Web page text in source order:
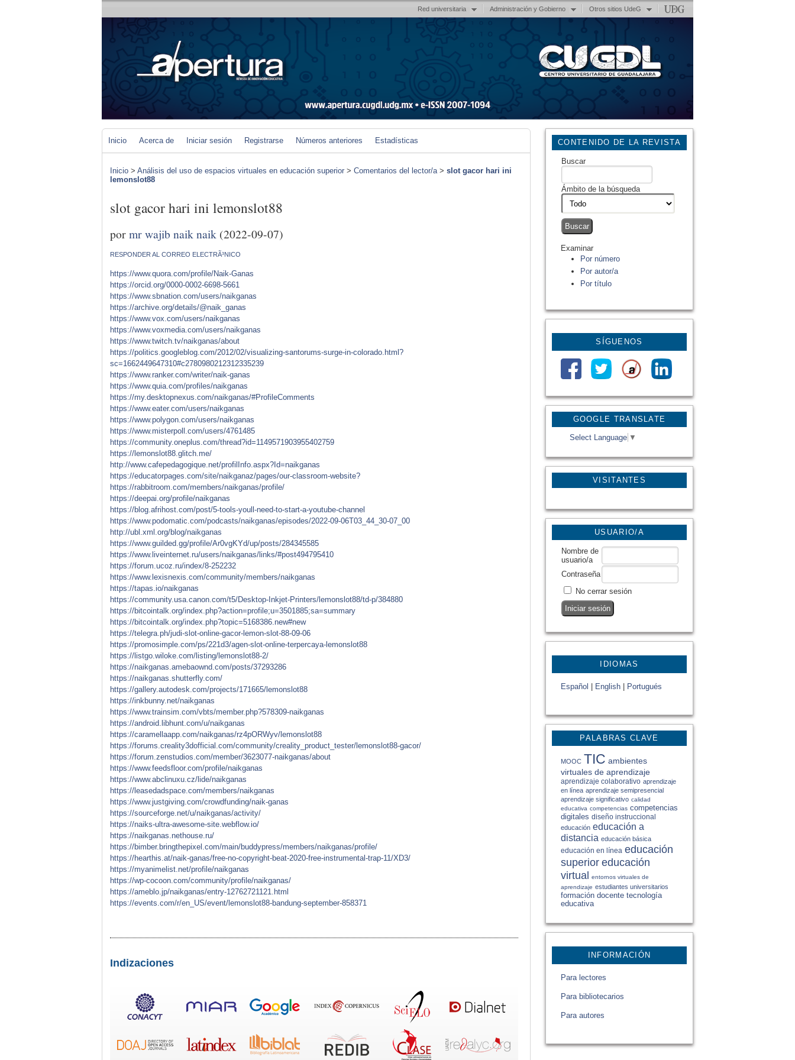
Red universitaria Administración y Gobierno Otros sitios UdeG
GOOGLE TRANSLATE
Select Language ▼
VISITANTES
CONTENIDO DE LA REVISTA
Buscar
Ámbito de la búsqueda
Examinar
Por número
Por autor/a
Por título
SÍGUENOS
USUARIO/A
Nombre de
usuario/a
Contraseña
No cerrar sesión
IDIOMAS
Español English Portugués
PALABRAS CLAVE
MOOC TIC ambientes
virtuales de aprendizaje
aprendizaje colaborativo aprendizaje
en línea aprendizaje semipresencial
aprendizaje significativo calidad
educativa competencias competencias
digitales diseño instruccional
educación educación a
distancia educación básica
educación en línea educación
superior educación
virtual entornos virtuales de
aprendizaje estudiantes universitarios
formación docente tecnología
educativa
INFORMACIÓN
Para lectores
Para bibliotecarios
Para autores
Inicio Acerca de Iniciar sesión Registrarse Números anteriores Estadísticas
Inicio > Análisis del uso de espacios virtuales en educación superior > Comentarios del lector/a> slot gacor hari ini
lemonslot88
slot gacor hari ini lemonslot88
pormr wajib naik naik (2022-09-07)
RESPONDER AL CORREO ELECTRÃ³NICO
https://www.quora.com/profile/Naik-Ganas
https://orcid.org/0000-0002-6698-5661
https://www.sbnation.com/users/naikganas
https://archive.org/details/@naik_ganas
https://www.vox.com/users/naikganas
https://www.voxmedia.com/users/naikganas
https://www.twitch.tv/naikganas/about
https://politics.googleblog.com/2012/02/visualizing-santorums-surge-in-colorado.html?
sc=1662449647310#c2780980212312335239
https://www.ranker.com/writer/naik-ganas
https://www.quia.com/profiles/naikganas
https://my.desktopnexus.com/naikganas/#ProfileComments
https://www.eater.com/users/naikganas
https://www.polygon.com/users/naikganas
https://www.misterpoll.com/users/4761485
https://community.oneplus.com/thread?id=1149571903955402759
https://lemonslot88.glitch.me/
http://www.cafepedagogique.net/profilInfo.aspx?Id=naikganas
https://educatorpages.com/site/naikganaz/pages/our-classroom-website?
https://rabbitroom.com/members/naikganas/profile/
https://deepai.org/profile/naikganas
https://blog.afrihost.com/post/5-tools-youll-need-to-start-a-youtube-channel
https://www.podomatic.com/podcasts/naikganas/episodes/2022-09-06T03_44_30-07_00
http://ubl.xml.org/blog/naikganas
https://www.guilded.gg/profile/Ar0vgKYd/up/posts/284345585
https://www.liveinternet.ru/users/naikganas/links/#post494795410
https://forum.ucoz.ru/index/8-252232
https://www.lexisnexis.com/community/members/naikganas
https://tapas.io/naikganas
https://community.usa.canon.com/t5/Desktop-Inkjet-Printers/lemonslot88/td-p/384880
https://bitcointalk.org/index.php?action=profile;u=3501885;sa=summary
https://bitcointalk.org/index.php?topic=5168386.new#new
https://telegra.ph/judi-slot-online-gacor-lemon-slot-88-09-06
https://promosimple.com/ps/221d3/agen-slot-online-terpercaya-lemonslot88
https://listgo.wiloke.com/listing/lemonslot88-2/
https://naikganas.amebaownd.com/posts/37293286
https://naikganas.shutterfly.com/
https://gallery.autodesk.com/projects/171665/lemonslot88
https://inkbunny.net/naikganas
https://www.trainsim.com/vbts/member.php?578309-naikganas
https://android.libhunt.com/u/naikganas
https://caramellaapp.com/naikganas/rz4pORWyv/lemonslot88
https://forums.creality3dofficial.com/community/creality_product_tester/lemonslot88-gacor/
https://forum.zenstudios.com/member/3623077-naikganas/about
https://www.feedsfloor.com/profile/naikganas
https://www.abclinuxu.cz/lide/naikganas
https://leasedadspace.com/members/naikganas
https://www.justgiving.com/crowdfunding/naik-ganas
https://sourceforge.net/u/naikganas/activity/
https://naiks-ultra-awesome-site.webflow.io/
https://naikganas.nethouse.ru/
https://bimber.bringthepixel.com/main/buddypress/members/naikganas/profile/
https://hearthis.at/naik-ganas/free-no-copyright-beat-2020-free-instrumental-trap-11/XD3/
https://myanimelist.net/profile/naikganas
https://wp-cocoon.com/community/profile/naikganas/
https://ameblo.jp/naikganas/entry-12762721121.html
https://events.com/r/en_US/event/lemonslot88-bandung-september-858371
Indizaciones